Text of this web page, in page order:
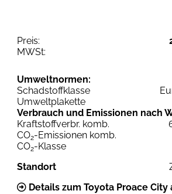
Preis:
MWSt:
Umweltnormen:
Schadstoffklasse
Umweltplakette
Verbrauch und Emissionen nach
Kraftstoffverbr. komb.
CO2-Emissionen komb.
CO2-Klasse
Standort
Details zum Toyota Proace City